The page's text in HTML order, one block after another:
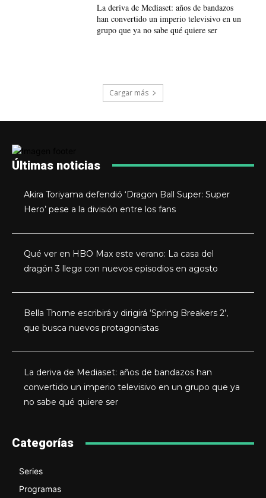
La deriva de Mediaset: años de bandazos
han convertido un imperio televisivo en un
grupo que ya no sabe qué quiere ser
Cargar más
Últimas noticias
Akira Toriyama defendió ‘Dragon Ball Super: Super
Hero’ pese a la división entre los fans
Qué ver en HBO Max este verano: La casa del
dragón 3 llega con nuevos episodios en agosto
Bella Thorne escribirá y dirigirá ‘Spring Breakers 2’,
que busca nuevos protagonistas
La deriva de Mediaset: años de bandazos han
convertido un imperio televisivo en un grupo que ya
no sabe qué quiere ser
Categorías
Series
Programas